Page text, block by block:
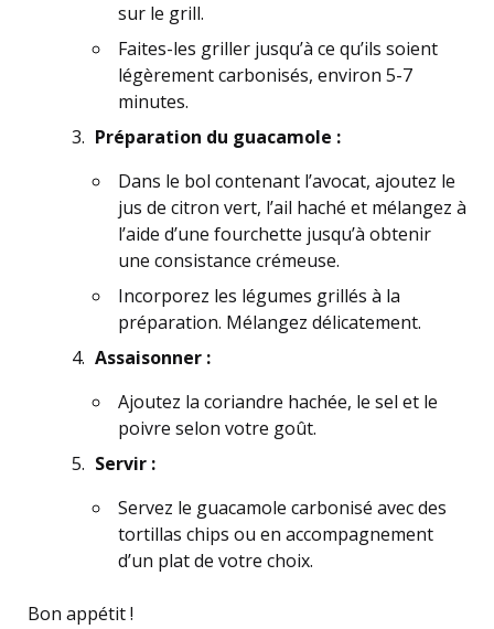
sur le grill.
Faites-les griller jusqu’à ce qu’ils soient
légèrement carbonisés, environ 5-7
minutes.
Préparation du guacamole :
Dans le bol contenant l’avocat, ajoutez le
jus de citron vert, l’ail haché et mélangez à
l’aide d’une fourchette jusqu’à obtenir
une consistance crémeuse.
Incorporez les légumes grillés à la
préparation. Mélangez délicatement.
Assaisonner :
Ajoutez la coriandre hachée, le sel et le
poivre selon votre goût.
Servir :
Servez le guacamole carbonisé avec des
tortillas chips ou en accompagnement
d’un plat de votre choix.
Bon appétit !